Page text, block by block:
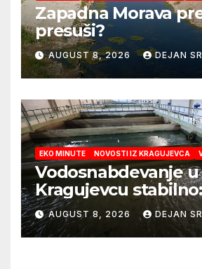
Zapadna Morava
presuši?
AUGUST 8, 2026 DEJAN
EKO MINUTE NOVOSTI IZ KRAGUJEVCA
Vodosnabdevanje u
Kragujevcu
vode za godinu
AUGUST 8, 2026 DEJAN